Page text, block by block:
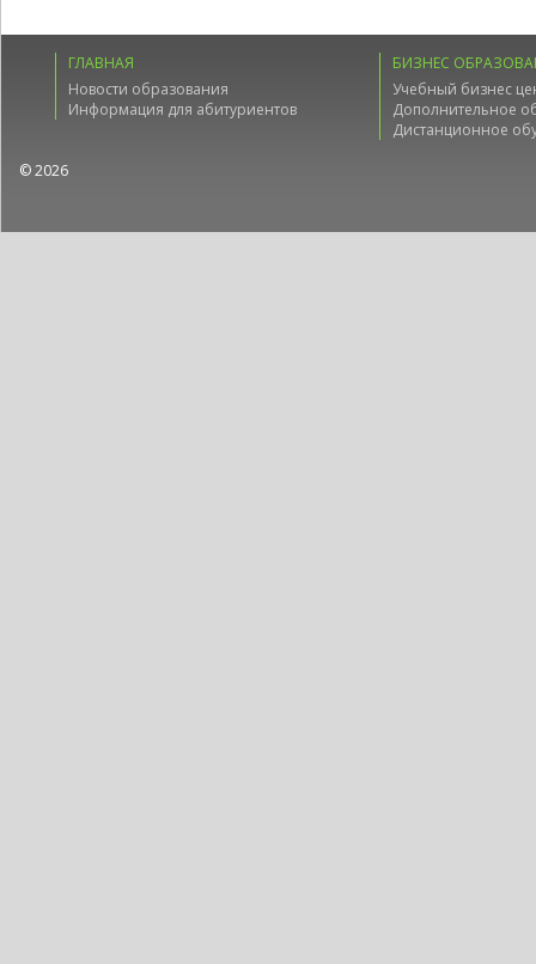
ГЛАВНАЯ
Новости образования
Информация для абитуриентов
БИЗНЕС
Учебный бизнес
Дополнительное
Дистанционное
© 2026